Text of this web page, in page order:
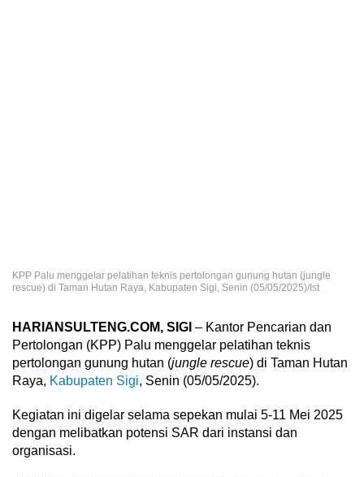
KPP Palu menggelar pelatihan teknis pertolongan gunung hutan (jungle
rescue) di Taman Hutan Raya, Kabupaten Sigi, Senin (05/05/2025)/Ist
HARIANSULTENG.COM, SIGI – Kantor Pencarian dan
Pertolongan (KPP) Palu menggelar pelatihan teknis
pertolongan gunung hutan (jungle rescue) di Taman Hutan
Raya, Kabupaten Sigi, Senin (05/05/2025).
Kegiatan ini digelar selama sepekan mulai 5-11 Mei 2025
dengan melibatkan potensi SAR dari instansi dan
organisasi.